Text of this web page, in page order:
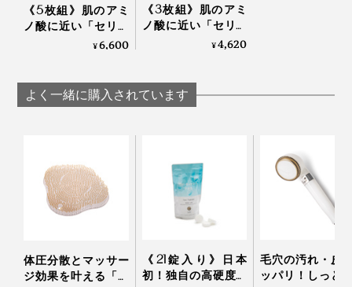
を目指しています。
エサとなる桑の葉も、桑畑が減りつづけているので、自
オイルの組合せと配合率によって、泡立ちが変化するこ
ームオイル・MCTオイル・オリーブオイルの4種類を厳
選しました。
4種のオイルに、シルク由来のセリシン……シルク石鹸
の原料は、天然成分が98％。自然派石鹸にはめずらし
す。
カプリン酸）グリセリル・ウコン根・黄5
製造国：日本
《5枚組》肌のアミ
ノ酸に近い「セリシ
ン」たっぷり！“シル
続く「シルク美容液
シートマスク」｜
¥6,600
《3枚組》肌のアミ
ノ酸に近い「セリシ
ン」たっぷり！“シル
続く「シルク美容液
シートマスク」｜
¥4,620
よく一緒に購入されています
体圧分散とマッサー
ジ効果を叶える「バ
《21錠入り》日本
初！独自の高硬度マ
毛穴の汚れ・皮
ッパリ！しっと